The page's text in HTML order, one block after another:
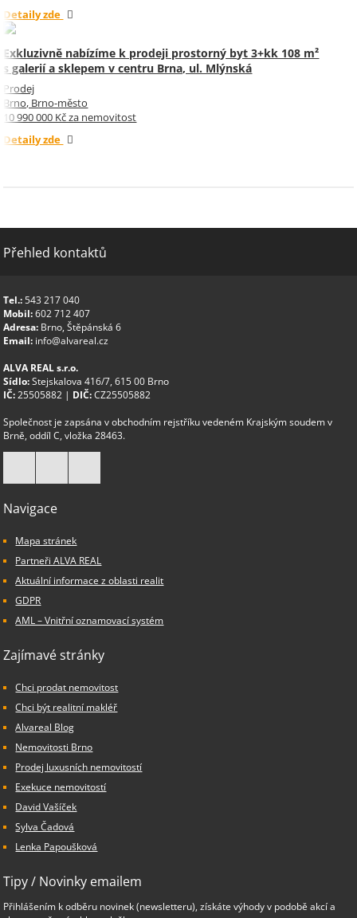
Detaily zde
Exkluzivně nabízíme k prodeji prostorný byt 3+kk 108 m²
s galerií a sklepem v centru Brna, ul. Mlýnská
Prodej
Brno, Brno-město
10 990 000 Kč za nemovitost
Detaily zde
Přehled kontaktů
Tel.:543 217 040
Mobil:602 712 407
Adresa: Brno, Štěpánská 6
Email: info@alvareal.cz
ALVA REAL s.r.o.
Sídlo:Stejskalova 416/7, 615 00 Brno
IČ:25505882 | DIČ:CZ25505882
Společnost je zapsána v obchodním rejstříku vedeném Krajským soudem v
Brně, oddíl C, vložka 28463.
Navigace
Mapa stránek
Partneři ALVA REAL
Aktuální informace z oblasti realit
GDPR
AML – Vnitřní oznamovací systém
Zajímavé stránky
Chci prodat nemovitost
Chci být realitní makléř
Alvareal Blog
Nemovitosti Brno
Prodej luxusních nemovitostí
Exekuce nemovitostí
David Vašíček
Sylva Čadová
Lenka Papoušková
Tipy / Novinky emailem
Přihlášením k odběru novinek (newsletteru), získáte výhody v podobě akcí a